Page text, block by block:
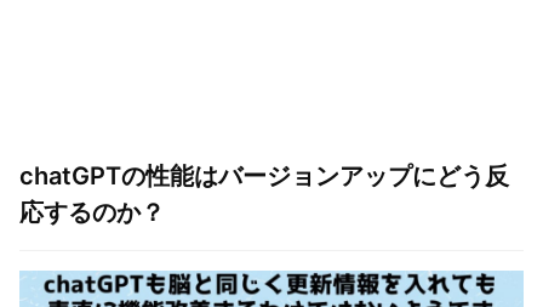
chatGPTの性能はバージョンアップにどう反
応するのか？